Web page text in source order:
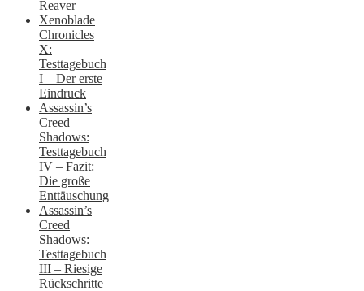
Reaver
Xenoblade
Chronicles
X:
Testtagebuch
I – Der erste
Eindruck
Assassin’s
Creed
Shadows:
Testtagebuch
IV – Fazit:
Die große
Enttäuschung
Assassin’s
Creed
Shadows:
Testtagebuch
III – Riesige
Rückschritte